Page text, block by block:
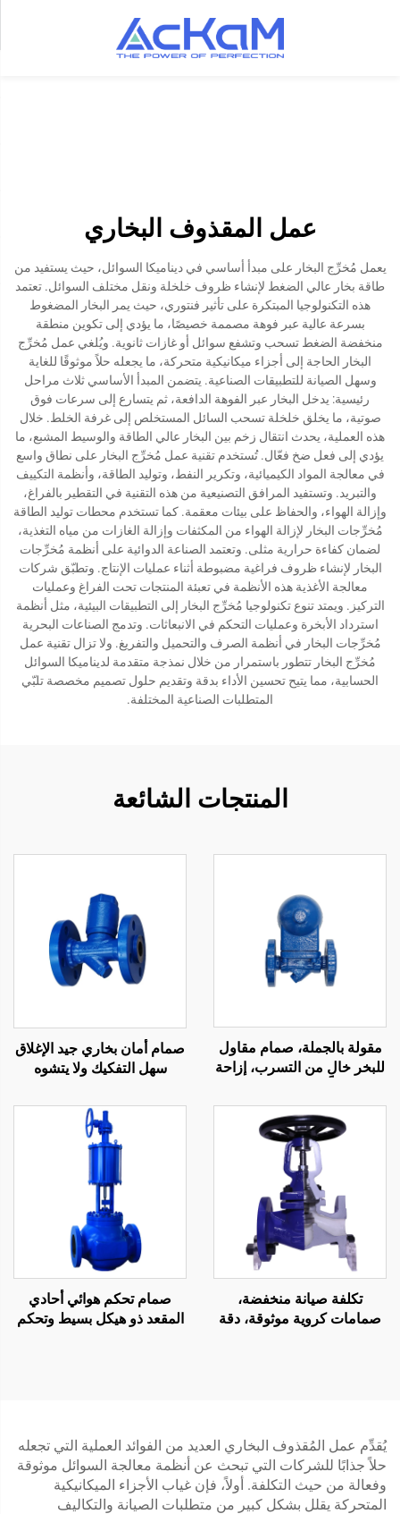
عمل المقذوف البخاري
يعمل مُخرِّج البخار على مبدأ أساسي في ديناميكا السوائل، حيث يستفيد من
طاقة بخار عالي الضغط لإنشاء ظروف خلخلة ونقل مختلف السوائل. تعتمد
هذه التكنولوجيا المبتكرة على تأثير فنتوري، حيث يمر البخار المضغوط
بسرعة عالية عبر فوهة مصممة خصيصًا، ما يؤدي إلى تكوين منطقة
منخفضة الضغط تسحب وتشفع سوائل أو غازات ثانوية. ويُلغي عمل مُخرِّج
البخار الحاجة إلى أجزاء ميكانيكية متحركة، ما يجعله حلاً موثوقًا للغاية
وسهل الصيانة للتطبيقات الصناعية. يتضمن المبدأ الأساسي ثلاث مراحل
رئيسية: يدخل البخار عبر الفوهة الدافعة، ثم يتسارع إلى سرعات فوق
صوتية، ما يخلق خلخلة تسحب السائل المستخلص إلى غرفة الخلط. خلال
هذه العملية، يحدث انتقال زخم بين البخار عالي الطاقة والوسيط المشبع، ما
يؤدي إلى فعل ضخ فعّال. تُستخدم تقنية عمل مُخرِّج البخار على نطاق واسع
في معالجة المواد الكيميائية، وتكرير النفط، وتوليد الطاقة، وأنظمة التكييف
والتبريد. وتستفيد المرافق التصنيعية من هذه التقنية في التقطير بالفراغ،
وإزالة الهواء، والحفاظ على بيئات معقمة. كما تستخدم محطات توليد الطاقة
مُخرِّجات البخار لإزالة الهواء من المكثفات وإزالة الغازات من مياه التغذية،
لضمان كفاءة حرارية مثلى. وتعتمد الصناعة الدوائية على أنظمة مُخرِّجات
البخار لإنشاء ظروف فراغية مضبوطة أثناء عمليات الإنتاج. وتطبّق شركات
معالجة الأغذية هذه الأنظمة في تعبئة المنتجات تحت الفراغ وعمليات
التركيز. ويمتد تنوع تكنولوجيا مُخرِّج البخار إلى التطبيقات البيئية، مثل أنظمة
استرداد الأبخرة وعمليات التحكم في الانبعاثات. وتدمج الصناعات البحرية
مُخرِّجات البخار في أنظمة الصرف والتحميل والتفريغ. ولا تزال تقنية عمل
مُخرِّج البخار تتطور باستمرار من خلال نمذجة متقدمة لديناميكا السوائل
الحسابية، مما يتيح تحسين الأداء بدقة وتقديم حلول تصميم مخصصة تلبّي
المتطلبات الصناعية المختلفة.
المنتجات الشائعة
مقولة بالجملة، صمام مقاول
للبخر خالٍ من التسرب، إزاحة
طفو كروي
صمام أمان بخاري جيد الإغلاق
سهل التفكيك ولا يتشوه
تكلفة صيانة منخفضة،
صمامات كروية موثوقة، دقة
صمام تحكم هوائي أحادي
المقعد ذو هيكل بسيط وتحكم
يُقدِّم عمل المُقذوف البخاري العديد من الفوائد العملية التي تجعله
حلاً جذابًا للشركات التي تبحث عن أنظمة معالجة السوائل موثوقة
وفعالة من حيث التكلفة. أولاً، فإن غياب الأجزاء الميكانيكية
المتحركة يقلل بشكل كبير من متطلبات الصيانة والتكاليف